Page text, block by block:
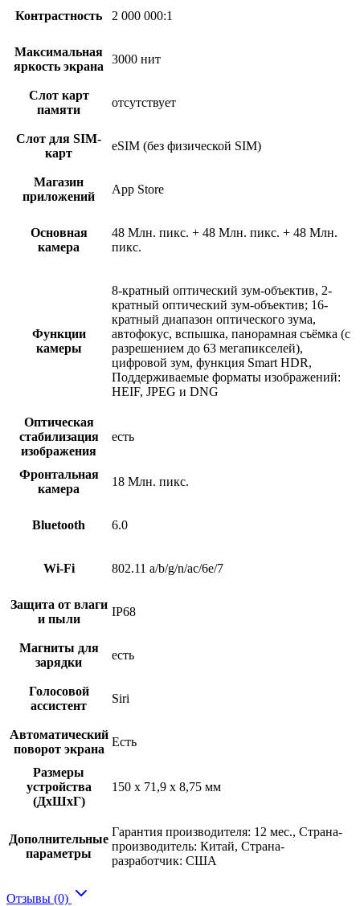
Контрастность 2 000 000:1
Максимальная
яркость экрана
3000 нит
Слот карт
памяти
отсутствует
Слот для SIM-
карт
eSIM (без физической SIM)
Магазин
приложений
App Store
Основная
камера
48 Млн. пикс. + 48 Млн. пикс. + 48 Млн.
пикс.
Функции
камеры
8-кратный оптический зум-объектив, 2-
кратный оптический зум-объектив; 16-
кратный диапазон оптического зума,
автофокус, вспышка, панорамная съёмка (с
разрешением до 63 мегапикселей),
цифровой зум, функция Smart HDR,
Поддерживаемые форматы изображений:
HEIF, JPEG и DNG
Оптическая
стабилизация
изображения
есть
Фронтальная
камера
18 Млн. пикс.
Bluetooth 6.0
Wi-Fi 802.11 a/b/g/n/ac/6e/7
Защита от влаги
и пыли
IP68
Магниты для
зарядки
есть
Голосовой
ассистент
Siri
Автоматический
поворот экрана
Есть
Размеры
устройства
(ДхШхГ)
150 x 71,9 x 8,75 мм
Дополнительные
параметры
Гарантия производителя: 12 мес., Страна-
производитель: Китай, Страна-
разработчик: США
Отзывы (0)